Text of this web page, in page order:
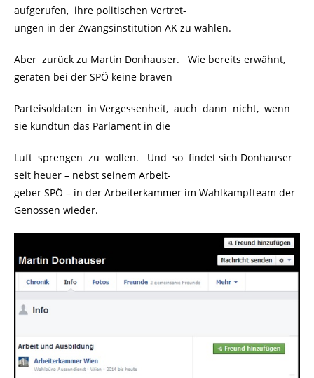
aufgerufen, ihre politischen Vertret-
ungen in der Zwangsinstitution AK zu wählen.
Aber zurück zu Martin Donhauser. Wie bereits erwähnt,
geraten bei der SPÖ keine braven
Parteisoldaten in Vergessenheit, auch dann nicht, wenn
sie kundtun das Parlament in die
Luft sprengen zu wollen. Und so findet sich Donhauser
seit heuer – nebst seinem Arbeit-
geber SPÖ – in der Arbeiterkammer im Wahlkampfteam der
Genossen wieder.